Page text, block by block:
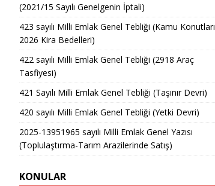
(2021/15 Sayılı Genelgenin İptali)
423 sayılı Milli Emlak Genel Tebliği (Kamu Konutları
2026 Kira Bedelleri)
422 sayılı Milli Emlak Genel Tebliği (2918 Araç
Tasfiyesi)
421 Sayılı Milli Emlak Genel Tebliği (Taşınır Devri)
420 sayılı Milli Emlak Genel Tebliği (Yetki Devri)
2025-13951965 sayılı Milli Emlak Genel Yazısı
(Toplulaştırma-Tarım Arazilerinde Satış)
KONULAR